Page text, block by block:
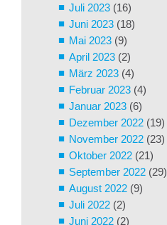
Juli 2023 (16)
Juni 2023 (18)
Mai 2023 (9)
April 2023 (2)
März 2023 (4)
Februar 2023 (4)
Januar 2023 (6)
Dezember 2022 (19)
November 2022 (23)
Oktober 2022 (21)
September 2022 (29)
August 2022 (9)
Juli 2022 (2)
Juni 2022 (2)